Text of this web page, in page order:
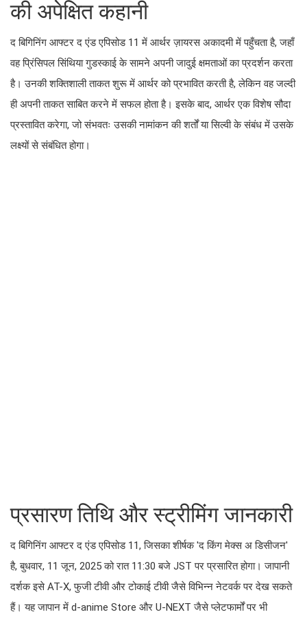
की अपेक्षित कहानी
द बिगिनिंग आफ्टर द एंड एपिसोड 11 में आर्थर ज़ायरस अकादमी में पहुँचता है, जहाँ
वह प्रिंसिपल सिंथिया गुडस्काई के सामने अपनी जादुई क्षमताओं का प्रदर्शन करता
है। उनकी शक्तिशाली ताकत शुरू में आर्थर को प्रभावित करती है, लेकिन वह जल्दी
ही अपनी ताकत साबित करने में सफल होता है। इसके बाद, आर्थर एक विशेष सौदा
प्रस्तावित करेगा, जो संभवतः उसकी नामांकन की शर्तों या सिल्वी के संबंध में उसके
लक्ष्यों से संबंधित होगा।
प्रसारण तिथि और स्ट्रीमिंग जानकारी
द बिगिनिंग आफ्टर द एंड एपिसोड 11, जिसका शीर्षक 'द किंग मेक्स अ डिसीजन'
है, बुधवार, 11 जून, 2025 को रात 11:30 बजे JST पर प्रसारित होगा। जापानी
दर्शक इसे AT-X, फुजी टीवी और टोकाई टीवी जैसे विभिन्न नेटवर्क पर देख सकते
हैं। यह जापान में d-anime Store और U-NEXT जैसे प्लेटफार्मों पर भी